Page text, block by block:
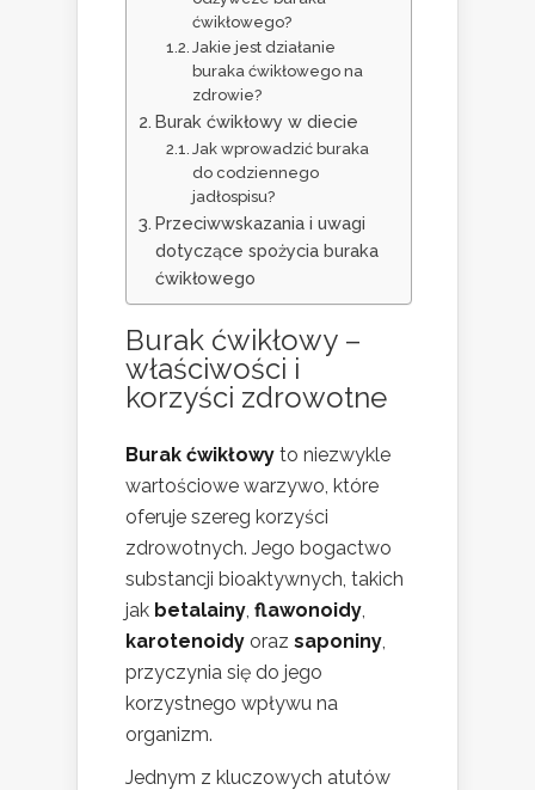
ćwikłowego?
Jakie jest działanie
buraka ćwikłowego na
zdrowie?
Burak ćwikłowy w diecie
Jak wprowadzić buraka
do codziennego
jadłospisu?
Przeciwwskazania i uwagi
dotyczące spożycia buraka
ćwikłowego
Burak ćwikłowy –
właściwości i
korzyści zdrowotne
Burak ćwikłowy to niezwykle
wartościowe warzywo, które
oferuje szereg korzyści
zdrowotnych. Jego bogactwo
substancji bioaktywnych, takich
jak betalainy, flawonoidy,
karotenoidy oraz saponiny,
przyczynia się do jego
korzystnego wpływu na
organizm.
Jednym z kluczowych atutów